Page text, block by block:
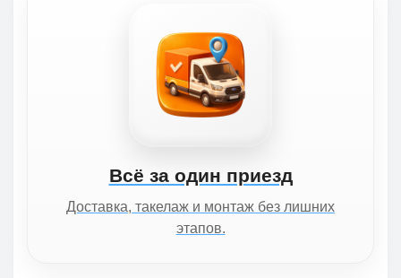
Всё за один приезд
Доставка, такелаж и монтаж без лишних
этапов.